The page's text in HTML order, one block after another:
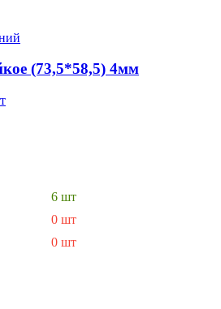
(73,5*58,5) 4мм
6 шт
0 шт
0 шт